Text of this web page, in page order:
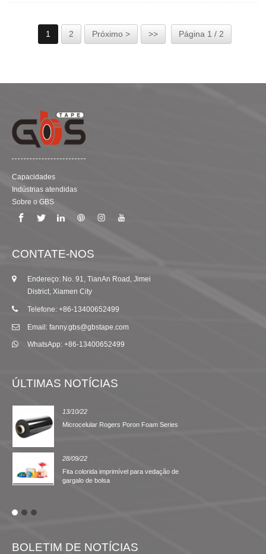
intempéries, o que é muito adequado para unir dois
pedaços de relva artificial, é aplicado principalmente em
jardins domésticos, campos de golfe ao ar livre, parques de
1 2 Próximo > >> Página 1 / 2
Capacidades
Indústrias atendidas
Sobre o GBS
CONTATE-NOS
Endereço: No. 91, TianAn Road, Jimei
District, Xiamen City
Telefone: +86-13400652499
Email: fanny.gbs@gbstape.com
WhatsApp: +86-13400652499
ÚLTIMAS NOTÍCIAS
13/10/22
Microcelular Rogers Poron Foam Series
28/09/22
Fita colorida imprimível para vedação de
gargalo de bolsa
BOLETIM DE NOTÍCIAS